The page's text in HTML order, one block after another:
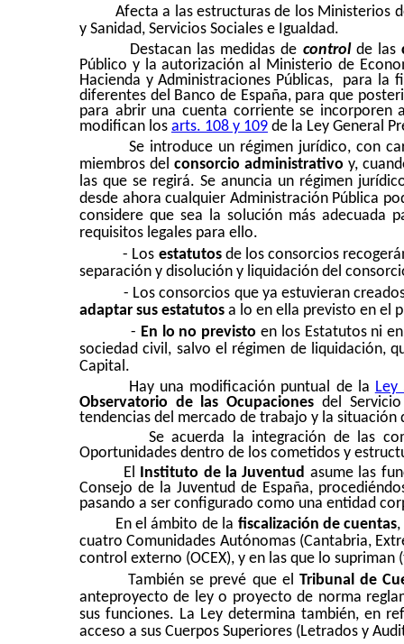
Afecta a las estructuras de los Ministerios
y Sanidad, Servicios Sociales e Igualdad.
Destacan las medidas de controlde las
Público y la autorización al Ministerio de
Hacienda y Administraciones Públicas,
para la
diferentes del Banco de España, para que
para abrir una cuenta corriente se incorporen
modifican los arts. 108 y 109 de la Ley General
Se introduce un régimen jurídico, con
miembros del consorcio administrativo y,
las que se regirá. Se anuncia un régimen
desde ahora cualquier Administración Pública
considere que sea la solución más adecuada
requisitos legales para ello.
- Los estatutosde los consorcios
separación y disolución y liquidación del
- Los consorcios que ya estuvieran
adaptar sus estatutos a lo en ella previsto en el
- En lo no previsto en los Estatutos ni
sociedad civil, salvo el régimen de liquidación,
Capital.
Hay una modificación puntual de la
Observatorio de las Ocupaciones del
tendencias del mercado de trabajo y la
Se acuerda la integración de las
Oportunidades dentro de los cometidos y
El
Instituto de la Juventud asume las
Consejo de la Juventud de España,
pasando a ser configurado como una entidad
En el ámbito de la fiscalización de cuentas
cuatro Comunidades Autónomas (Cantabria,
control externo (OCEX), y en las que lo supriman
También se prevé que el Tribunal de
anteproyecto de ley o proyecto de norma
sus funciones. La Ley determina también, en
acceso a sus Cuerpos Superiores (Letrados y